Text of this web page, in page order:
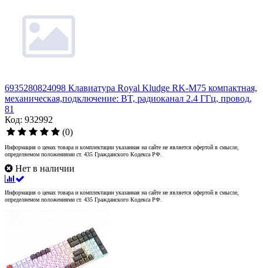
6935280824098 Клавиатура Royal Kludge RK-M75 компактная,
механическая,подключение: BT, радиоканал 2.4 ГГц, провод,
81
Код: 932992
(0)
Информация о ценах товара и комплектации указанная на сайте не является офертой в смысле,
определяемом положениями ст. 435 Гражданского Кодекса РФ.
Нет в наличии
Информация о ценах товара и комплектации указанная на сайте не является офертой в смысле,
определяемом положениями ст. 435 Гражданского Кодекса РФ.